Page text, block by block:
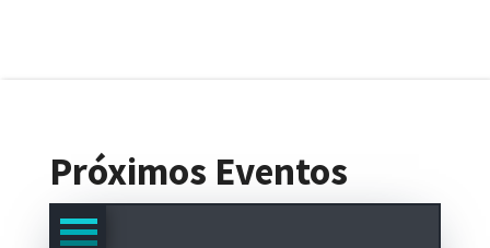
Próximos Eventos